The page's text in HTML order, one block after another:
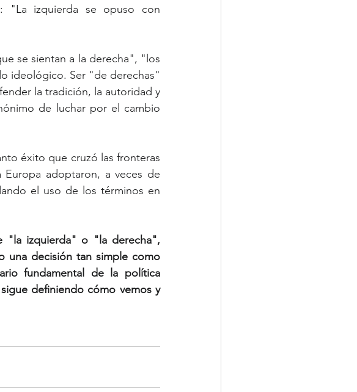
"La izquierda se opuso con
se sientan a la derecha", "los
ideológico. Ser "de derechas"
la tradición, la autoridad y
de luchar por el cambio
éxito que cruzó las fronteras
adoptaron, a veces de
el uso de los términos en
"la izquierda" o "la derecha",
una decisión tan simple como
fundamental de la política
definiendo cómo vemos y